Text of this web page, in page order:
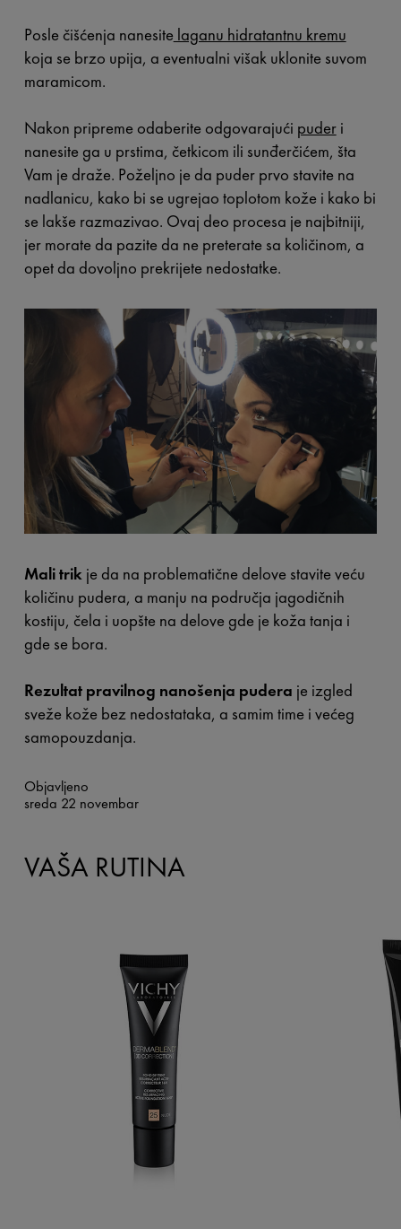
Posle čišćenja nanesitelaganu hidratantnu kremu
koja se brzo upija, a eventualni višak uklonite suvom
maramicom.
Nakon pripreme odaberite odgovarajući puderi
nanesite ga u prstima, četkicom ili sunđerčićem, šta
Vam je draže. Poželjno je da puder prvo stavite na
nadlanicu, kako bi se ugrejao toplotom kože i kako bi
se lakše razmazivao. Ovaj deo procesa je najbitniji,
jer morate da pazite da ne preterate sa količinom, a
opet da dovoljno prekrijete nedostatke.
Mali trik je da na problematične delove stavite veću
količinu pudera, a manju na područja jagodičnih
kostiju, čela i uopšte na delove gde je koža tanja i
gde se bora.
Rezultat pravilnog nanošenja pudera je izgled
sveže kože bez nedostataka, a samim time i većeg
samopouzdanja.
Objavljeno
sreda 22 novembar
VAŠA RUTINA